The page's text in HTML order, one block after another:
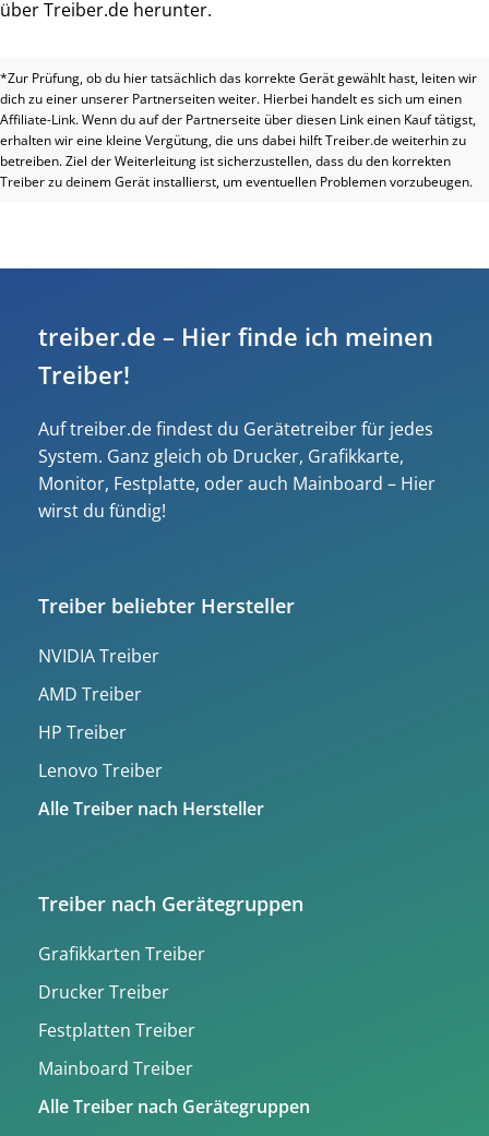
über Treiber.de herunter.
*Zur Prüfung, ob du hier tatsächlich das korrekte Gerät gewählt hast, leiten wir
dich zu einer unserer Partnerseiten weiter. Hierbei handelt es sich um einen
Affiliate-Link. Wenn du auf der Partnerseite über diesen Link einen Kauf tätigst,
erhalten wir eine kleine Vergütung, die uns dabei hilft Treiber.de weiterhin zu
betreiben. Ziel der Weiterleitung ist sicherzustellen, dass du den korrekten
Treiber zu deinem Gerät installierst, um eventuellen Problemen vorzubeugen.
treiber.de – Hier finde ich meinen
Treiber!
Auf treiber.de findest du Gerätetreiber für jedes
System. Ganz gleich ob Drucker, Grafikkarte,
Monitor, Festplatte, oder auch Mainboard – Hier
wirst du fündig!
Treiber beliebter Hersteller
NVIDIA Treiber
AMD Treiber
HP Treiber
Lenovo Treiber
Alle Treiber nach Hersteller
Treiber nach Gerätegruppen
Grafikkarten Treiber
Drucker Treiber
Festplatten Treiber
Mainboard Treiber
Alle Treiber nach Gerätegruppen